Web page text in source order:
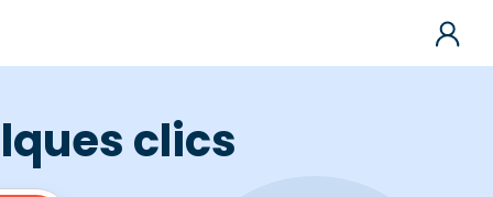
clics